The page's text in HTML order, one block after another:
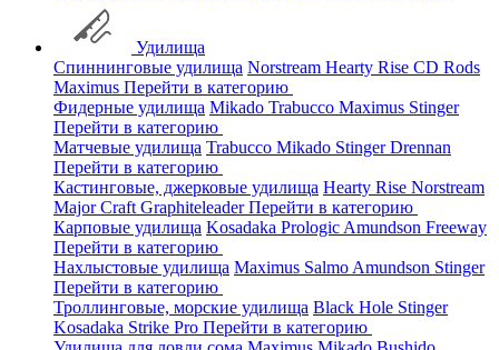
Удилища
Спиннинговые удилища Norstream Hearty Rise CD Rods
Maximus Перейти в категорию
Фидерные удилища Mikado Trabucco Maximus Stinger
Перейти в категорию
Матчевые удилища Trabucco Mikado StingerDrennan
Перейти в категорию
Кастинговые, джерковые удилища Hearty Rise Norstream
Major Craft GraphiteleaderПерейти в категорию
Карповые удилища Kosadaka Prologic Amundson Freeway
Перейти в категорию
Нахлыстовые удилища Maximus Salmo Amundson Stinger
Перейти в категорию
Троллинговые, морские удилища Black Hole Stinger
Kosadaka Strike Pro Перейти в категорию